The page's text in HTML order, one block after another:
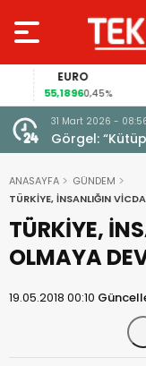
EURO
55,18960,45%
31 Mart 2026 -
Görgel:
ANASAYFA
GÜNDEM
TÜRKİYE, İNSANLIĞIN
TÜRKİYE,
OLMAYA
19.05.2018 00:10